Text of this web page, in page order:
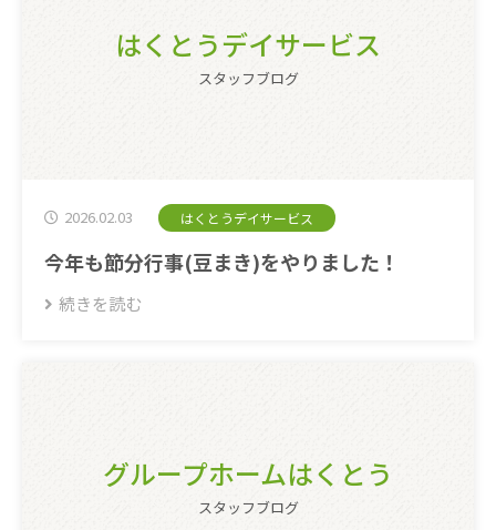
はくとうデイサービス
スタッフブログ
2026.02.03 はくとうデイサービス
今年も節分行事(豆まき)をやりました！
続きを読む
グループホームはくとう
スタッフブログ